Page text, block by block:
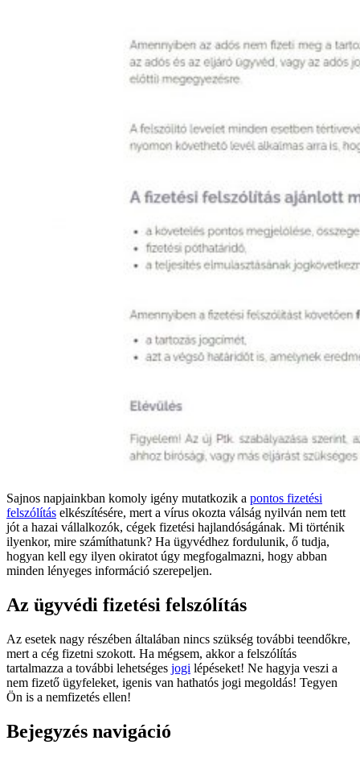
Sajnos napjainkban komoly igény mutatkozik a pontos fizetési
felszólítás elkészítésére, mert a vírus okozta válság nyilván nem tett
jót a hazai vállalkozók, cégek fizetési hajlandóságának. Mi történik
ilyenkor, mire számíthatunk? Ha ügyvédhez fordulunik, ő tudja,
hogyan kell egy ilyen okiratot úgy megfogalmazni, hogy abban
minden lényeges információ szerepeljen.
Az ügyvédi fizetési felszólítás
Az esetek nagy részében általában nincs szükség további teendőkre,
mert a cég fizetni szokott. Ha mégsem, akkor a felszólítás
tartalmazza a további lehetséges jogi lépéseket! Ne hagyja veszi a
nem fizető ügyfeleket, igenis van hathatós jogi megoldás! Tegyen
Ön is a nemfizetés ellen!
Bejegyzés navigáció